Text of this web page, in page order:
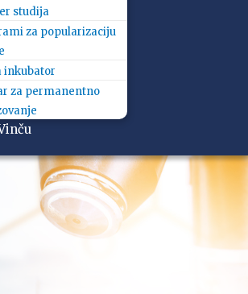
studija
za popularizaciju
inkubator
za permanentno